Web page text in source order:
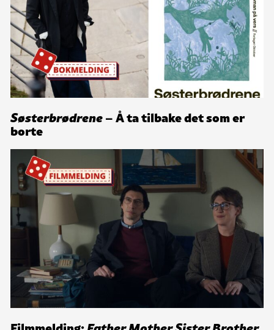
Søsterbrødrene– Å ta tilbake det som er
borte